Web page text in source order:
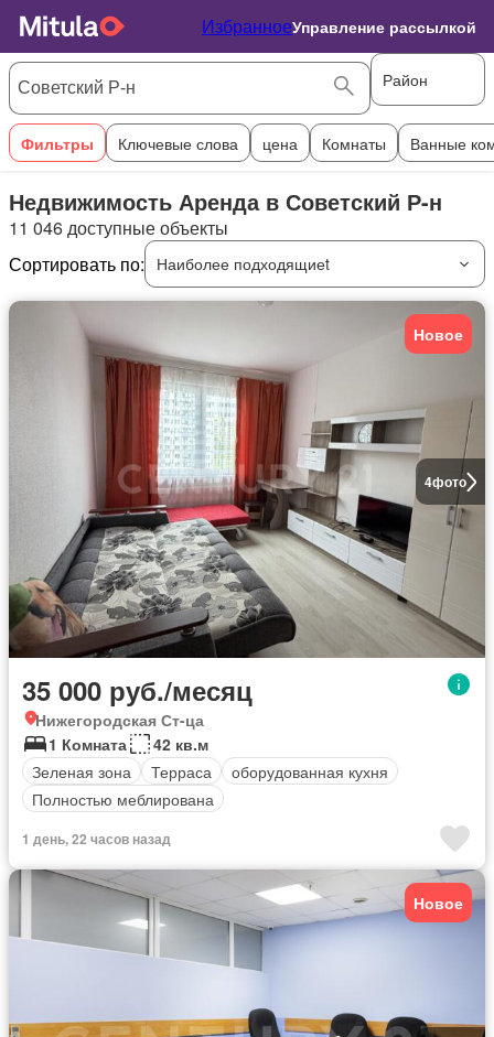
ИзбранноеУправление рассылкой
Район
Фильтры Ключевые слова цена Комнаты Ванные
Недвижимость Аренда в Советский Р-н
11 046 доступные объекты
Сортировать по:
Наиболее подходящиеt
4фото
Новое
35 000 руб./месяц
Нижегородская Ст-ца
1 Комната
42 кв.м
Зеленая зона
Терраса
оборудованная кухня
Полностью меблирована
1 день, 22 часов назад
Новое